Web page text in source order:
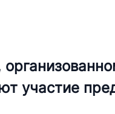
участие